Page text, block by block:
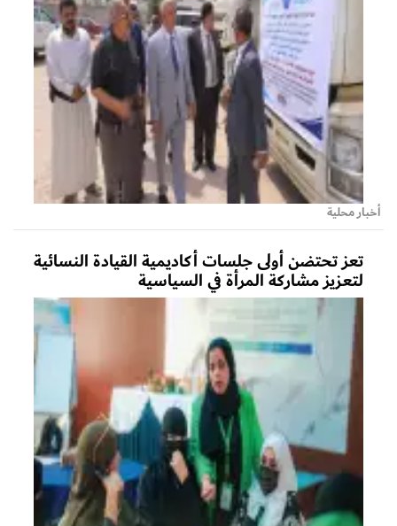
أخبار محلية
تعز تحتضن أولى جلسات أكاديمية القيادة النسائية
لتعزيز مشاركة المرأة في السياسية